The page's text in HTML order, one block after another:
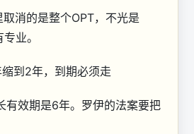
消的是整个OPT，不光是
业。
到2年，到期必须走
有效期是6年。罗伊的法案要把